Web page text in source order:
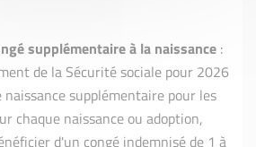
supplémentaire à la naissance :
de la Sécurité sociale pour 2026
naissance supplémentaire pour les
chaque naissance ou adoption,
d'un congé indemnisé de 1 à